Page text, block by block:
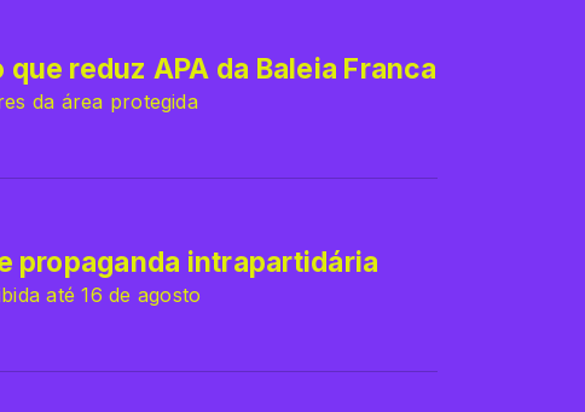
reduz APA da Baleia Franca
da área protegida
propaganda intrapartidária
até 16 de agosto